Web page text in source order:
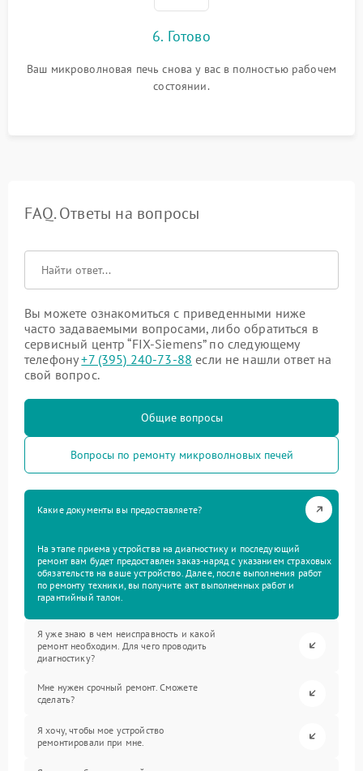
6. Готово
Ваш микроволновая печь снова у вас в полностью рабочем
состоянии.
FAQ. Ответы на вопросы
Вы можете ознакомиться с приведенными ниже
часто задаваемыми вопросами, либо обратиться в
сервисный центр “FIX-Siemens” по следующему
телефону+7 (395) 240-73-88 если не нашли ответ на
свой вопрос.
Общие вопросы
Вопросы по ремонту микроволновых печей
Какие документы вы предоставляете?
На этапе приема устройства на диагностику и последующий
ремонт вам будет предоставлен заказ-наряд с указанием страховых
обязательств на ваше устройство. Далее, после выполнения работ
по ремонту техники, вы получите акт выполненных работ и
гарантийный талон.
Я уже знаю в чем неисправность и какой
ремонт необходим. Для чего проводить
диагностику?
Мне нужен срочный ремонт. Сможете
сделать?
Я хочу, чтобы мое устройство
ремонтировали при мне.